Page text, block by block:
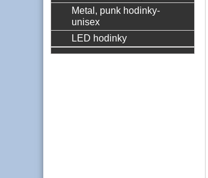
Metal, punk hodinky-
unisex
LED hodinky